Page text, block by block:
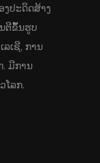
ງປະດິດສ້າງ
ຕີຂຶ້ນຮູບ
ເຊີ, ການ
. ມີການ
ໂລກ.